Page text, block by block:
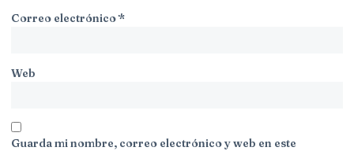
Correo electrónico*
Web
Guarda mi nombre, correo electrónico y web en este